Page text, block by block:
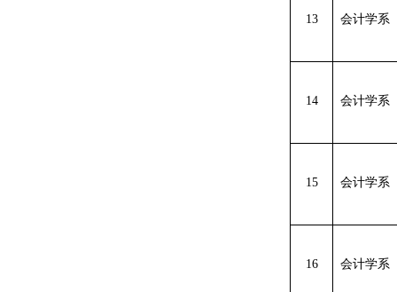
13 会计学系
14 会计学系
15 会计学系
16 会计学系